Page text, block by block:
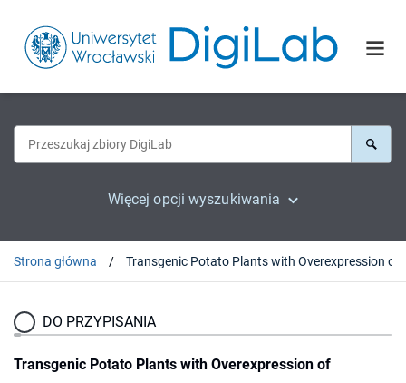
Więcej opcji wyszukiwania
Strona główna
DO PRZYPISANIA
Transgenic Potato Plants with Overexpression of